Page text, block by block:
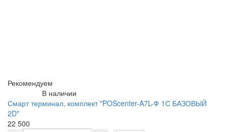
Рекомендуем
В наличии
Смарт терминал, комплект "POScenter-A7L-Ф 1С БАЗОВЫЙ
2D"
22 500